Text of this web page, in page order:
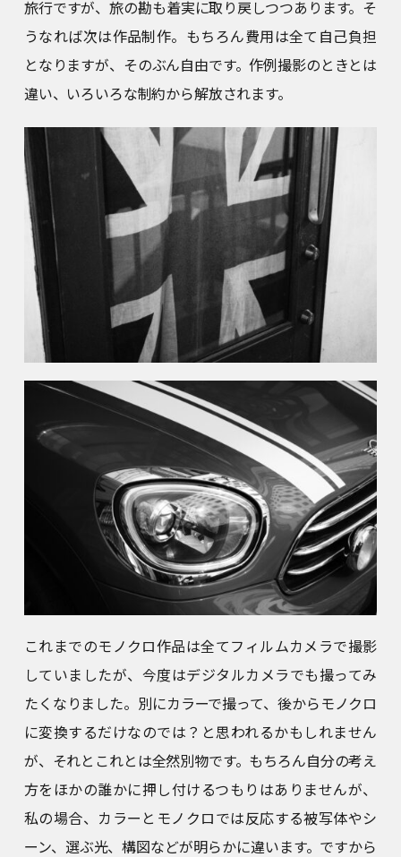
旅行ですが、旅の勘も着実に取り戻しつつあります。そ
うなれば次は作品制作。もちろん費用は全て自己負担
となりますが、そのぶん自由です。作例撮影のときとは
違い、いろいろな制約から解放されます。
これまでのモノクロ作品は全てフィルムカメラで撮影
していましたが、今度はデジタルカメラでも撮ってみ
たくなりました。別にカラーで撮って、後からモノクロ
に変換するだけなのでは？と思われるかもしれません
が、それとこれとは全然別物です。もちろん自分の考え
方をほかの誰かに押し付けるつもりはありませんが、
私の場合、カラーとモノクロでは反応する被写体やシ
ーン、選ぶ光、構図などが明らかに違います。ですから